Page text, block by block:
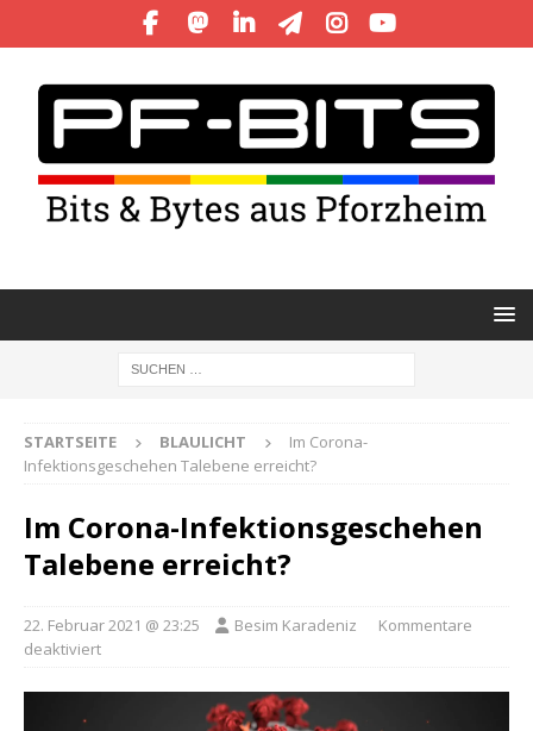
STARTSEITE BLAULICHT
Im Corona-
Infektionsgeschehen Talebene erreicht?
Im Corona-Infektionsgeschehen
Talebene erreicht?
22. Februar 2021 @ 23:25 Besim Karadeniz
Kommentare
deaktiviert